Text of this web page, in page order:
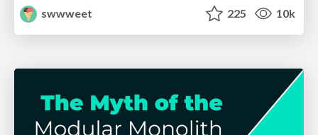
swwweet
225 10k